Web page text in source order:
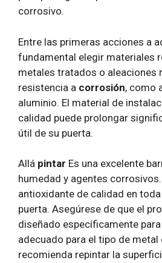
corrosivo.
Entre las primeras acciones a
fundamental elegir materiales
metales tratados o aleaciones
resistencia a corrosión, como
aluminio. El material de
calidad puede prolongar
útil de su puerta.
Allá pintar Es una excelente
humedad y agentes
antioxidante de calidad en
puerta. Asegúrese de que el
diseñado específicamente
adecuado para el tipo de metal
recomienda repintar la